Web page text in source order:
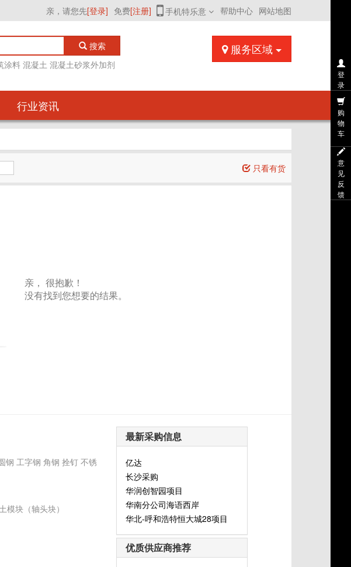
亲，请您先[登录] 免费[注册] 手机特乐意 帮助中心 网站地图
搜索
涂料 混凝土 混凝土砂浆外加剂
服务区域
行业资讯
只看有货
亲， 很抱歉！
没有找到您想要的结果。
钢 工字钢 角钢 拴钉 不锈
模块（轴头块）
最新采购信息
亿达
长沙采购
华润创智园项目
华南分公司海语西岸
华北-呼和浩特恒大城28项目
优质供应商推荐
登
录
购
物
车
意
见
反
馈